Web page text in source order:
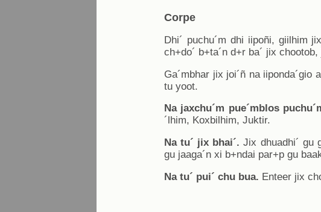
Corpe
Dhi´ puchu´m dhi iipoñi, giilhim
ch+do´ b+ta´n d+r ba´ jix
Ga´mbhar jix joi´ñ na iiponda´gio
tu yoot.
Na jaxchu´m pue´mblos
´lhim, Koxbilhim, Juktir.
Na tu´ jix bhai´. Jix dhuadhi´ gu
gu jaaga´n xi b+ndai par+p gu
Na tu´ pui´ chu bua. Enteer jix